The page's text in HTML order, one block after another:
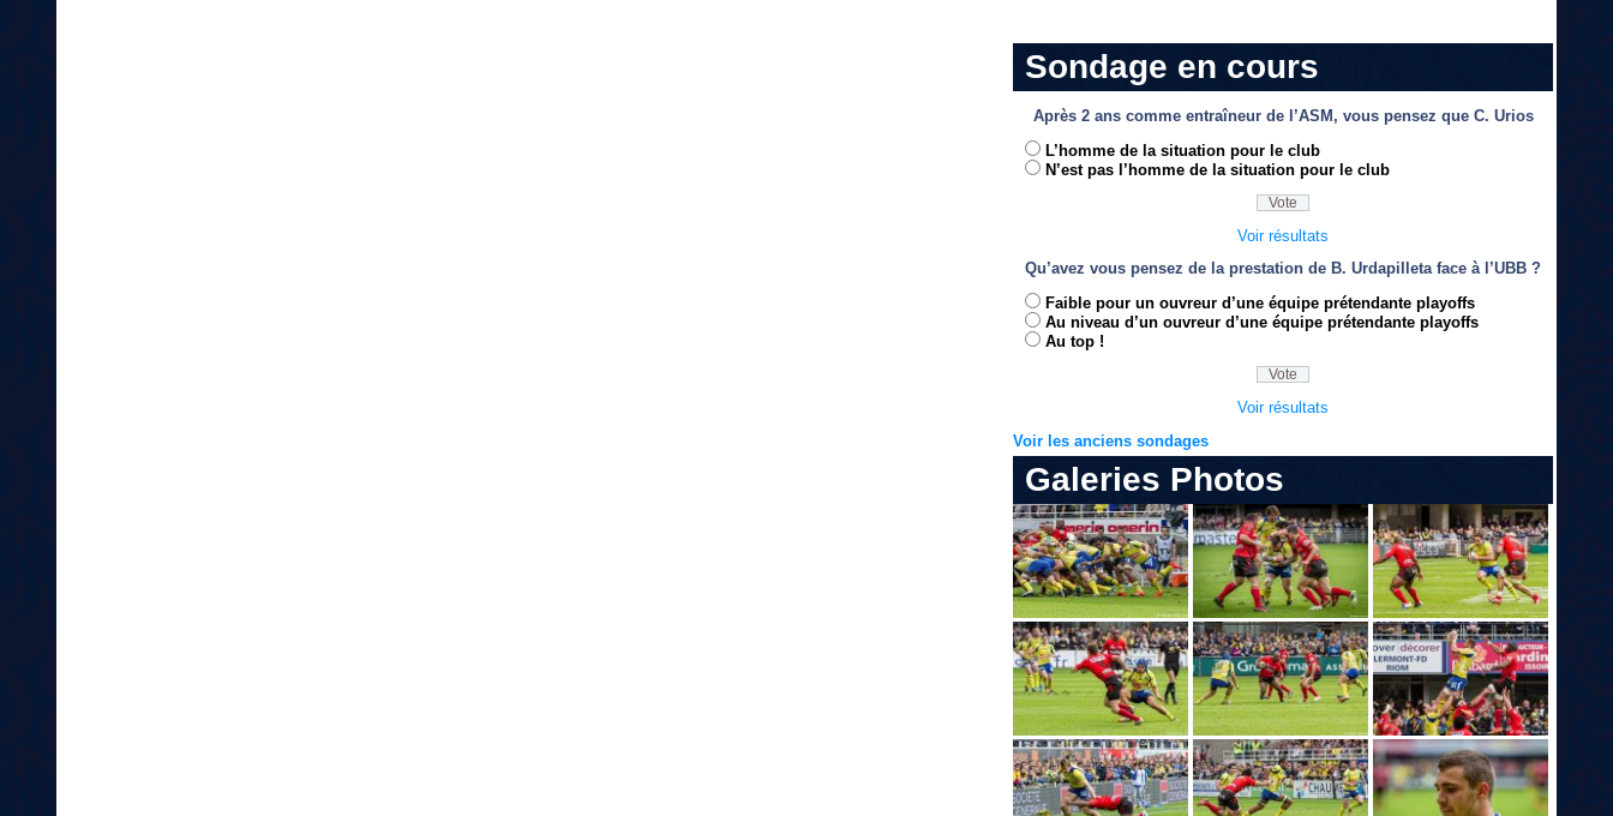
Sondage en cours
Après 2 ans comme entraîneur de l’ASM, vous pensez que C. Urios
L’homme de la situation pour le club
N’est pas l’homme de la situation pour le club
Voir résultats
Qu’avez vous pensez de la prestation de B. Urdapilleta face à l’UBB ?
Faible pour un ouvreur d’une équipe prétendante playoffs
Au niveau d’un ouvreur d’une équipe prétendante playoffs
Au top !
Voir résultats
Voir les anciens sondages
Galeries Photos